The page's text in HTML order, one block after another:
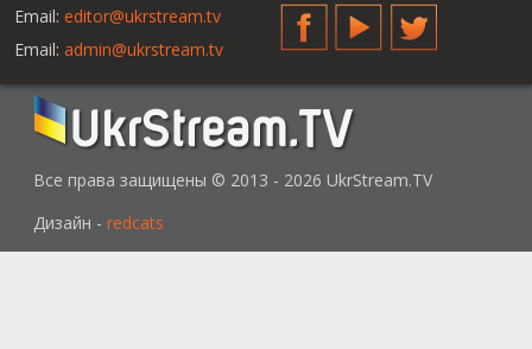
Email: editor@ukrstream.tv
Email: admin@ukrstream.tv
FacebookYouTubeTwitter
Все права защищены © 2013 - 2026 UkrStream.TV
Дизайн - redcats